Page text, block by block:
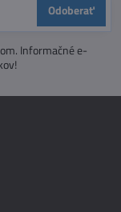
Odoberať
Informačné e-